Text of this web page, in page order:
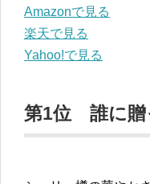
Amazonで見る
楽天で見る
Yahoo!で見る
第1位 誰に贈